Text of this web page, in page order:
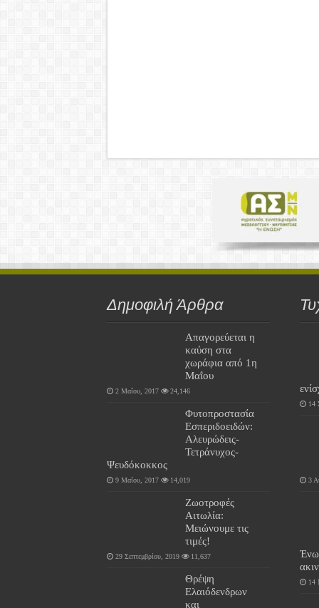
Δημοφιλή Άρθρα
Απαγορεύεται η
καύση στα
χωράφια από 1η
Μαΐου
2 Μαΐου, 2017 24,146
Φυτοπροστασία
Εσπεριδοειδών:
Αλευρώδεις-
Τετράνυχος-
Ψευδόκοκκος
9 Μαΐου, 2017 14,019
Ζωοτροφές
Αιτωλία:
Μειώνουμε τις
τιμές!
29 Σεπτεμβρίου, 2019 11,637
Θρέψη
Ελαιόδενδρων
και
14
3
14